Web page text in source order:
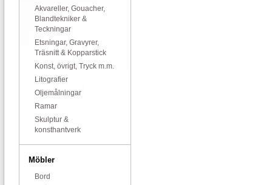
Akvareller, Gouacher,
Blandtekniker &
Teckningar
Etsningar, Gravyrer,
Träsnitt & Kopparstick
Konst, övrigt, Tryck m.m.
Litografier
Oljemålningar
Ramar
Skulptur &
konsthantverk
Möbler
Bord